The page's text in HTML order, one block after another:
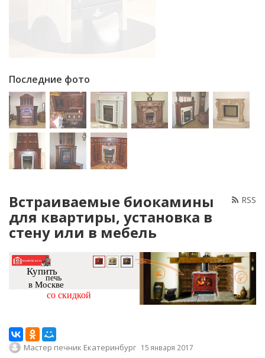
Последние фото
RSS
Встраиваемые биокамины
для квартиры, установка в
стену или в мебель
Купить
печь
в Москве
со скидкой
Мастер печник Екатеринбург 15 января 2017